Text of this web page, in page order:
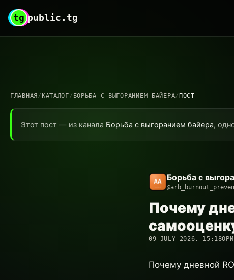
tg public.tg
ГЛАВНАЯ / КАТАЛОГ/ БОРЬБА С ВЫГОРАНИЕМ БАЙЕРА/ ПОСТ
Этот пост — из канала Борьба с выгоранием байера,
Борьба с
Почему
09 JULY 2026, 15:18
Почему дневной